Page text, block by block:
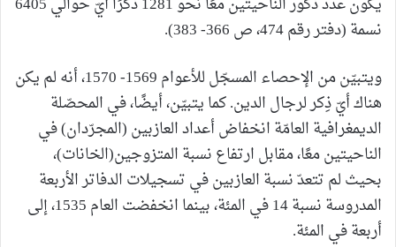
نسمة (دفتر رقم 474، ص 366- 383).
ويتبيّن من الإحصاء المسجّل للأعوام 1569- 1570، أنه لم يكن
هناك أيّ ذِكر لرجال الدين. كما يتبيّن، أيضًا، في المحصّلة
الديمغرافية العامّة انخفاض أعداد العازبين (المجرّدان) في
الناحيتين معًا، مقابل ارتفاع نسبة المتزوجين(الخانات)،
بحيث لم تتعدّ نسبة العازبين في تسجيلات الدفاتر الأربعة
المدروسة نسبة 14 في المئة، بينما انخفضت العام 1535، إلى
أربعة في المئة.